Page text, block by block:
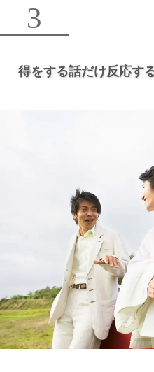
3
得をする話だけ反応す